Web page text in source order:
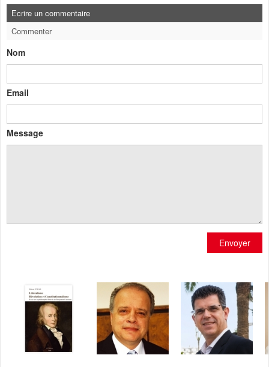
Ecrire un commentaire
Commenter
Nom
Email
Message
Envoyer